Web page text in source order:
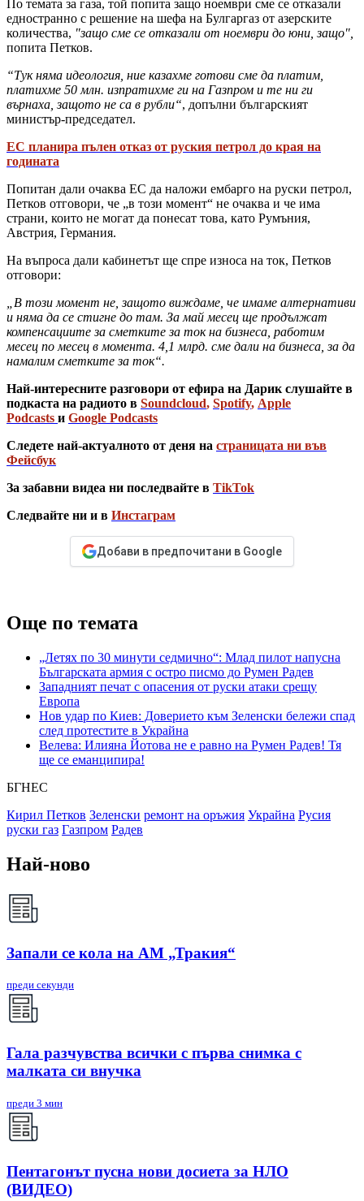
По темата за газа, той попита защо ноември сме се отказали
едностранно с решение на шефа на Булгаргаз от азерските
количества, "защо сме се отказали от ноември до юни, защо",
попита Петков.
“Тук няма идеология, ние казахме готови сме да платим,
платихме 50 млн. изпратихме ги на Газпром и те ни ги
върнаха, защото не са в рубли“, допълни българският
министър-председател.
ЕС планира пълен отказ от руския петрол до края на
годината
Попитан дали очаква ЕС да наложи ембарго на руски петрол,
Петков отговори, че „в този момент“ не очаква и че има
страни, които не могат да понесат това, като Румъния,
Австрия, Германия.
На въпроса дали кабинетът ще спре износа на ток, Петков
отговори:
„В този момент не, защото виждаме, че имаме алтернативи
и няма да се стигне до там. За май месец ще продължат
компенсациите за сметките за ток на бизнеса, работим
месец по месец в момента. 4,1 млрд. сме дали на бизнеса, за да
намалим сметките за ток“.
Най-интересните разговори от ефира на Дарик слушайте в
подкаста на радиото в Soundcloud, Spotify, Apple
Podcasts и Google Podcasts
Следете най-актуалното от деня на страницата ни във
Фейсбук
За забавни видеа ни последвайте в TikTok
Следвайте ни и в Инстаграм
Добави в предпочитани в Google
Още по темата
„Летях по 30 минути седмично“: Млад пилот напусна
Българската армия с остро писмо до Румен Радев
Западният печат с опасения от руски атаки срещу
Европа
Нов удар по Киев: Доверието към Зеленски бележи спад
след протестите в Украйна
Велева: Илияна Йотова не е равно на Румен Радев! Тя
ще се еманципира!
БГНЕС
Кирил Петков Зеленски ремонт на оръжия Украйна Русия
руски газ Газпром Радев
Най-ново
Запали се кола на АМ „Тракия“
преди секунди
Гала разчувства всички с първа снимка с
малката си внучка
преди 3 мин
Пентагонът пусна нови досиета за НЛО
(ВИДЕО)